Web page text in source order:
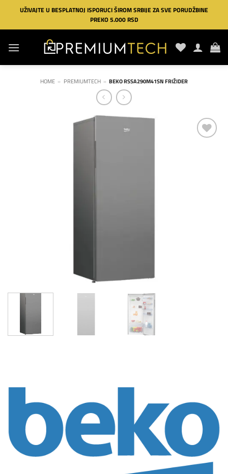
Preskoči
sadržaj
UŽIVAJTE U BESPLATNOJ ISPORUCI ŠIROM SRBIJE ZA SVE PORUDŽBINE
PREKO 5.000 RSD
HOME » PREMIUMTECH » BEKO RSSA290M41SN FRIŽIDER